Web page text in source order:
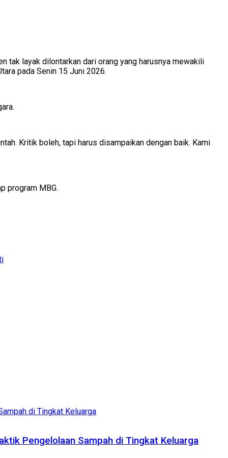
tak layak dilontarkan dari orang yang harusnya mewakili
pada Senin 15 Juni 2026.
Kritik boleh, tapi harus disampaikan dengan baik. Kami
program MBG.
Pengelolaan Sampah di Tingkat Keluarga